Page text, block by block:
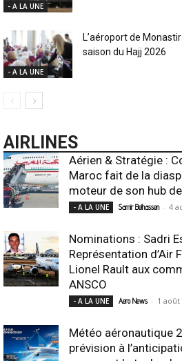
- A LA UNE
- A LA UNE
L’aéroport de
saison du Hajj 2026
AIRLINES
Aérien & Stratégie :
Maroc fait de la
moteur de son hub
- A LA UNE Samir Belhassen - 4
Nominations : Sadri
Représentation d’Air
Lionel Rault aux
ANSCO
- A LA UNE Aero News - 1 août
Météo aéronautique
prévision à